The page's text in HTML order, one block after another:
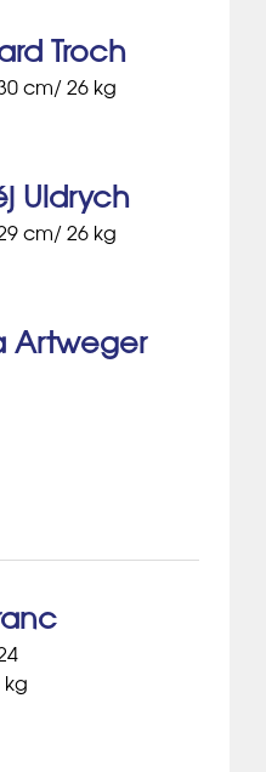
Troch
cm/ 26 kg
Uldrych
cm/ 26 kg
Artweger